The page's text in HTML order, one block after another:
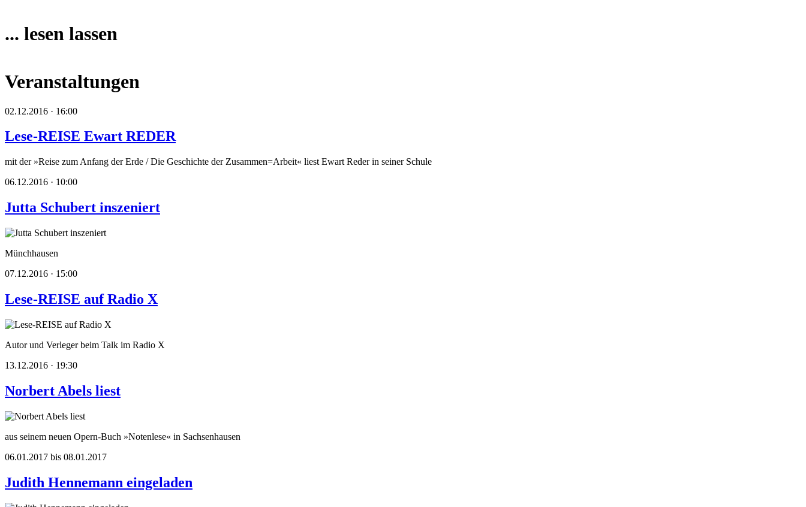
... lesen lassen
Veranstaltungen
02.12.2016 · 16:00
Lese-REISE Ewart REDER
mit der »Reise zum Anfang der Erde / Die Geschichte der Zusammen=Arbeit« liest Ewart Reder in seiner Schule
06.12.2016 · 10:00
Jutta Schubert inszeniert
Münchhausen
07.12.2016 · 15:00
Lese-REISE auf Radio X
Autor und Verleger beim Talk im Radio X
13.12.2016 · 19:30
Norbert Abels liest
aus seinem neuen Opern-Buch »Notenlese« in Sachsenhausen
06.01.2017 bis 08.01.2017
Judith Hennemann eingeladen